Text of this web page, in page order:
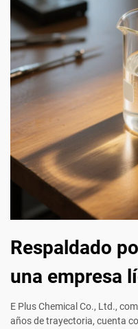
Respaldado
una empresa
E Plus Chemical Co., Ltd.,
años de trayectoria, cuenta